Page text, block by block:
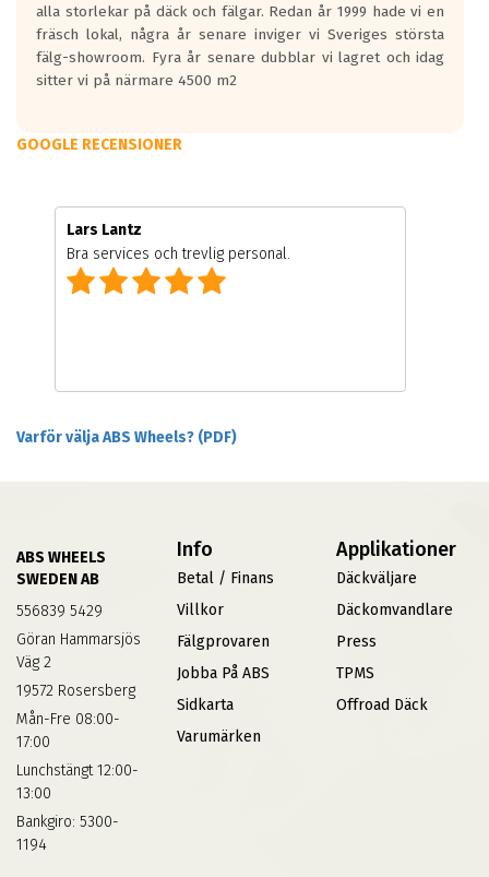
alla storlekar på däck och fälgar. Redan år 1999 hade vi en
fräsch lokal, några år senare inviger vi Sveriges största
fälg-showroom. Fyra år senare dubblar vi lagret och idag
sitter vi på närmare 4500 m2
GOOGLE RECENSIONER
Lars Lantz
Bra services och trevlig personal.
Varför välja ABS Wheels? (PDF)
ABS WHEELS
SWEDEN AB
556839 5429
Göran Hammarsjös
Väg 2
19572 Rosersberg
Mån-Fre 08:00-
17:00
Lunchstängt 12:00-
13:00
Bankgiro: 5300-
1194
Info
Betal / Finans
Villkor
Fälgprovaren
Jobba På ABS
Sidkarta
Varumärken
Applikationer
Däckväljare
Däckomvandlare
Press
TPMS
Offroad Däck